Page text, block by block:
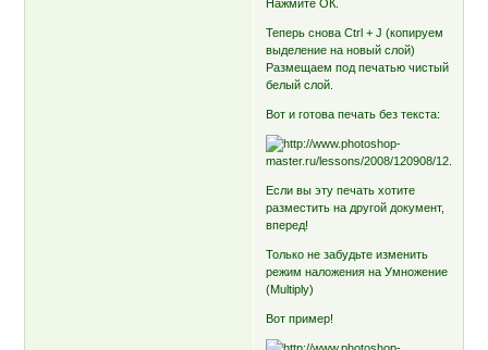
Нажмите ОК.
Теперь снова Ctrl + J (копируем
выделение на новый слой)
Размещаем под печатью чистый
белый слой.
Вот и готова печать без текста:
Если вы эту печать хотите
разместить на другой документ,
вперед!
Только не забудьте изменить
режим наложения на Умножение
(Multiply)
Вот пример!